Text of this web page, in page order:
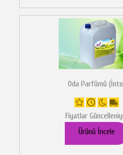
Oda Parfümü
Fiyatlar
Ürünü İncele